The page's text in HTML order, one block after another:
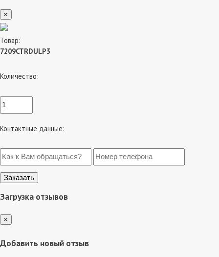
×
Товар:
7209CTRDULP3
Количество:
Контактные данные:
Загрузка отзывов
×
Добавить новый отзыв